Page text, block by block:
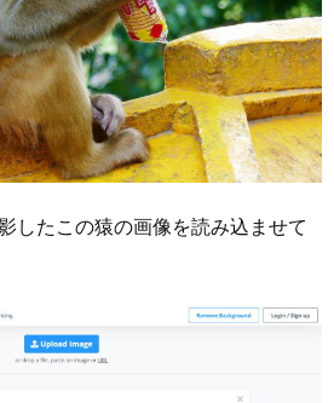
したこの猿の画像を読み込ませて